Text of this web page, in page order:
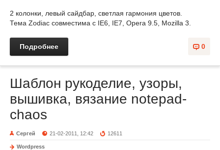
2 колонки, левый сайдбар, светлая гармония цветов.
Тема Zodiac совместима с IE6, IE7, Opera 9.5, Mozilla 3.
0
Подробнее
Шаблон рукоделие, узоры,
вышивка, вязание notepad-
chaos
Сергей 21-02-2011, 12:42 12611
Wordpress